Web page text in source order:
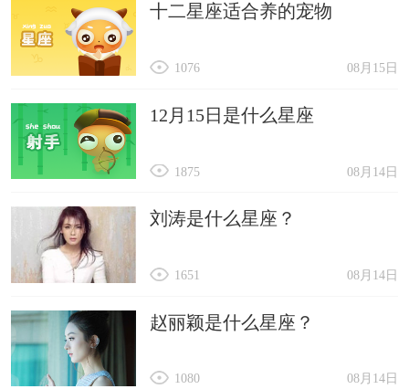
十二星座适合养的宠物
08月15日
1076
12月15日是什么星座
08月14日
1875
刘涛是什么星座？
08月14日
1651
赵丽颖是什么星座？
08月14日
1080